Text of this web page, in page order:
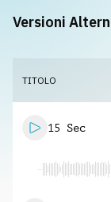
Versioni
TITOLO
15 Sec